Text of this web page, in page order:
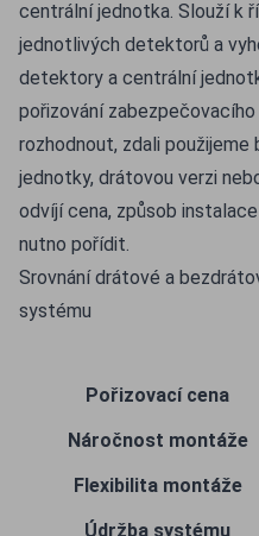
centrální jednotka. Slouží k
jednotlivých detektorů a
detektory a centrální
pořizování
rozhodnout, zdali
jednotky, drátovou verzi
odvíjí cena, způsob
nutno pořídit.
Srovnání drátové a
systému
Pořizovací cena
Náročnost montáže
Flexibilita montáže
Údržba systému